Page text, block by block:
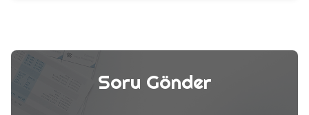
Soru Gönder